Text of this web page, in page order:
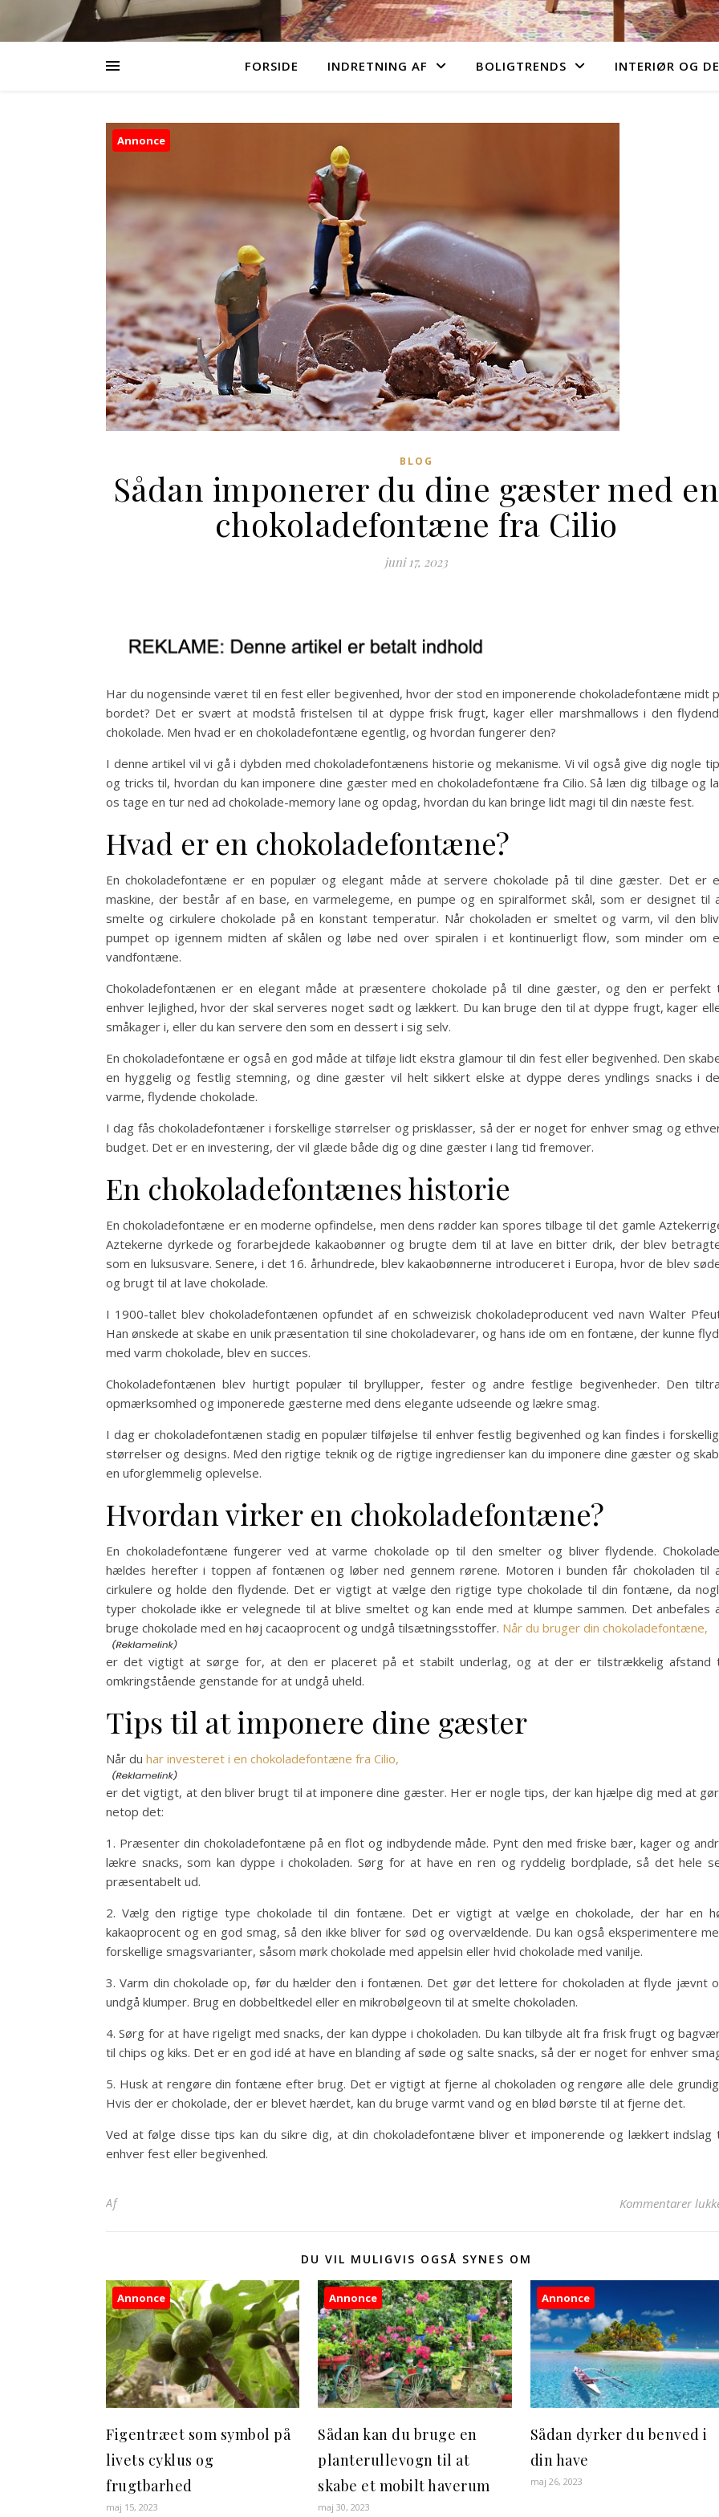
FORSIDE INDRETNING AF BOLIGTRENDS INTERIØR OG
Annonce
BLOG
Sådan imponerer du dine gæster med en
chokoladefontæne fra Cilio
juni 17, 2023
Har du nogensinde været til en fest eller begivenhed, hvor der stod en imponerende chokoladefontæne midt
bordet? Det er svært at modstå fristelsen til at dyppe frisk frugt, kager eller marshmallows i den
chokolade. Men hvad er en chokoladefontæne egentlig, og hvordan fungerer den?
I denne artikel vil vi gå i dybden med chokoladefontænens historie og mekanisme. Vi vil også give dig nogle
og tricks til, hvordan du kan imponere dine gæster med en chokoladefontæne fra Cilio. Så læn dig tilbage og
os tage en tur ned ad chokolade-memory lane og opdag, hvordan du kan bringe lidt magi til din næste fest.
Hvad er en chokoladefontæne?
En chokoladefontæne er en populær og elegant måde at servere chokolade på til dine gæster. Det er
maskine, der består af en base, en varmelegeme, en pumpe og en spiralformet skål, som er designet til
smelte og cirkulere chokolade på en konstant temperatur. Når chokoladen er smeltet og varm, vil den
pumpet op igennem midten af skålen og løbe ned over spiralen i et kontinuerligt flow, som minder om
vandfontæne.
Chokoladefontænen er en elegant måde at præsentere chokolade på til dine gæster, og den er perfekt
enhver lejlighed, hvor der skal serveres noget sødt og lækkert. Du kan bruge den til at dyppe frugt, kager
småkager i, eller du kan servere den som en dessert i sig selv.
En chokoladefontæne er også en god måde at tilføje lidt ekstra glamour til din fest eller begivenhed. Den
en hyggelig og festlig stemning, og dine gæster vil helt sikkert elske at dyppe deres yndlings snacks i
varme, flydende chokolade.
I dag fås chokoladefontæner i forskellige størrelser og prisklasser, så der er noget for enhver smag og
budget. Det er en investering, der vil glæde både dig og dine gæster i lang tid fremover.
En chokoladefontænes historie
En chokoladefontæne er en moderne opfindelse, men dens rødder kan spores tilbage til det gamle
Aztekerne dyrkede og forarbejdede kakaobønner og brugte dem til at lave en bitter drik, der blev
som en luksusvare. Senere, i det 16. århundrede, blev kakaobønnerne introduceret i Europa, hvor de blev
og brugt til at lave chokolade.
I 1900-tallet blev chokoladefontænen opfundet af en schweizisk chokoladeproducent ved navn Walter
Han ønskede at skabe en unik præsentation til sine chokoladevarer, og hans ide om en fontæne, der kunne
med varm chokolade, blev en succes.
Chokoladefontænen blev hurtigt populær til bryllupper, fester og andre festlige begivenheder. Den
opmærksomhed og imponerede gæsterne med dens elegante udseende og lækre smag.
I dag er chokoladefontænen stadig en populær tilføjelse til enhver festlig begivenhed og kan findes i
størrelser og designs. Med den rigtige teknik og de rigtige ingredienser kan du imponere dine gæster og
en uforglemmelig oplevelse.
Hvordan virker en chokoladefontæne?
En chokoladefontæne fungerer ved at varme chokolade op til den smelter og bliver flydende.
hældes herefter i toppen af fontænen og løber ned gennem rørene. Motoren i bunden får chokoladen til
cirkulere og holde den flydende. Det er vigtigt at vælge den rigtige type chokolade til din fontæne, da
typer chokolade ikke er velegnede til at blive smeltet og kan ende med at klumpe sammen. Det anbefales
bruge chokolade med en høj cacaoprocent og undgå tilsætningsstoffer. Når du bruger din chokoladefontæne,
er det vigtigt at sørge for, at den er placeret på et stabilt underlag, og at der er tilstrækkelig afstand
omkringstående genstande for at undgå uheld.
Tips til at imponere dine gæster
Når du har investeret i en chokoladefontæne fra Cilio,
er det vigtigt, at den bliver brugt til at imponere dine gæster. Her er nogle tips, der kan hjælpe dig med at
netop det:
1. Præsenter din chokoladefontæne på en flot og indbydende måde. Pynt den med friske bær, kager og
lækre snacks, som kan dyppe i chokoladen. Sørg for at have en ren og ryddelig bordplade, så det hele
præsentabelt ud.
2. Vælg den rigtige type chokolade til din fontæne. Det er vigtigt at vælge en chokolade, der har en
kakaoprocent og en god smag, så den ikke bliver for sød og overvældende. Du kan også eksperimentere
forskellige smagsvarianter, såsom mørk chokolade med appelsin eller hvid chokolade med vanilje.
3. Varm din chokolade op, før du hælder den i fontænen. Det gør det lettere for chokoladen at flyde jævnt
undgå klumper. Brug en dobbeltkedel eller en mikrobølgeovn til at smelte chokoladen.
4. Sørg for at have rigeligt med snacks, der kan dyppe i chokoladen. Du kan tilbyde alt fra frisk frugt og
til chips og kiks. Det er en god idé at have en blanding af søde og salte snacks, så der er noget for enhver
5. Husk at rengøre din fontæne efter brug. Det er vigtigt at fjerne al chokoladen og rengøre alle dele
Hvis der er chokolade, der er blevet hærdet, kan du bruge varmt vand og en blød børste til at fjerne det.
Ved at følge disse tips kan du sikre dig, at din chokoladefontæne bliver et imponerende og lækkert indslag
enhver fest eller begivenhed.
Af Kommentarer
DU VIL MULIGVIS OGSÅ SYNES OM
Annonce
Figentræet som symbol på
livets cyklus og
frugtbarhed
maj 15, 2023
Annonce
Sådan kan du bruge en
planterullevogn til at
skabe et mobilt haverum
maj 30, 2023
Annonce
Sådan dyrker du benved i
din have
maj 26, 2023